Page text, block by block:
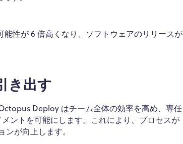
性が 6 倍高くなり、ソフトウェアのリリースが
き出す
Deploy はチーム全体の効率を高め、専任
ントを可能にします。これにより、プロセスが
が向上します。